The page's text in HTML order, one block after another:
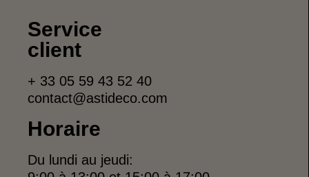
Service
client
+ 33 05 59 43 52 40
contact@astideco.com
Horaire
Du lundi au jeudi: